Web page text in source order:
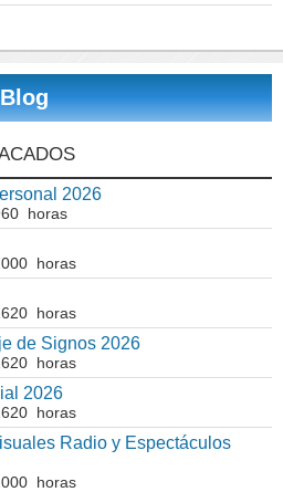
2026
horas
horas
horas
de Signos 2026
horas
2026
horas
Radio y Espectáculos
horas